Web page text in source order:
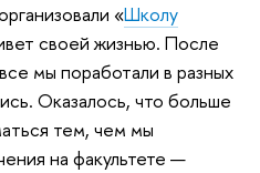
«Школу
своей жизнью. После
мы поработали в разных
Оказалось, что больше
тем, чем мы
на факультете —